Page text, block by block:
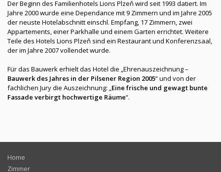
Der Beginn des Familienhotels Lions Plzeň wird seit 1993 datiert. Im
Jahre 2000 wurde eine Dependance mit 9 Zimmern und im Jahre 2005
der neuste Hotelabschnitt einschl. Empfang, 17 Zimmern, zwei
Appartements, einer Parkhalle und einem Garten errichtet. Weitere
Teile des Hotels Lions Plzeň sind ein Restaurant und Konferenzsaal,
der im Jahre 2007 vollendet wurde.
Für das Bauwerk erhielt das Hotel die „Ehrenauszeichnung –
Bauwerk des Jahres in der Pilsener Region 2005“ und von der
fachlichen Jury die Auszeichnung: „Eine frische und gewagt bunte
Fassade verbirgt hochwertige Räume“.
Home
Zimmer